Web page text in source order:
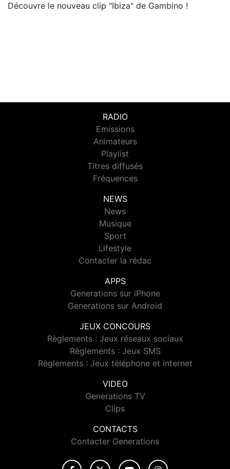
Découvre le nouveau clip "Ibiza" de Gambino !
RADIO
Emissions
Animateurs
Playlist
Titres diffusés
Fréquences
NEWS
News
Musique
Sport
Lifestyle
Contacter la rédac
APPS
Generations sur iPhone
Generations sur Android
JEUX CONCOURS
Règlements : Jeux réseaux sociaux
Règlements : Jeux SMS
Règlements : Jeux téléphone et internet
VIDEO
Generations TV
Clips
CONTACTS
Contacter Generations